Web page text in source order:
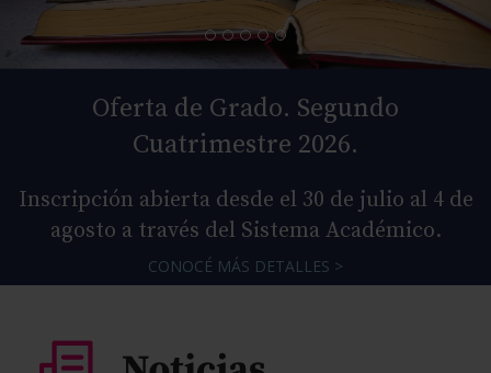
Oferta de Grado. Segundo
Cuatrimestre 2026.
Inscripción abierta desde el 30 de julio al 4 de
agosto a través del Sistema Académico.
CONOCÉ MÁS DETALLES >